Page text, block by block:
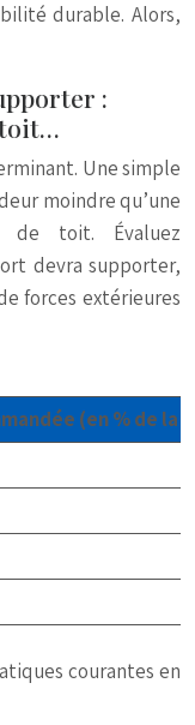
durable. Alors,
:
toit…
Une simple
moindre qu’une
de toit. Évaluez
devra supporter,
forces extérieures
(en % de la
courantes en